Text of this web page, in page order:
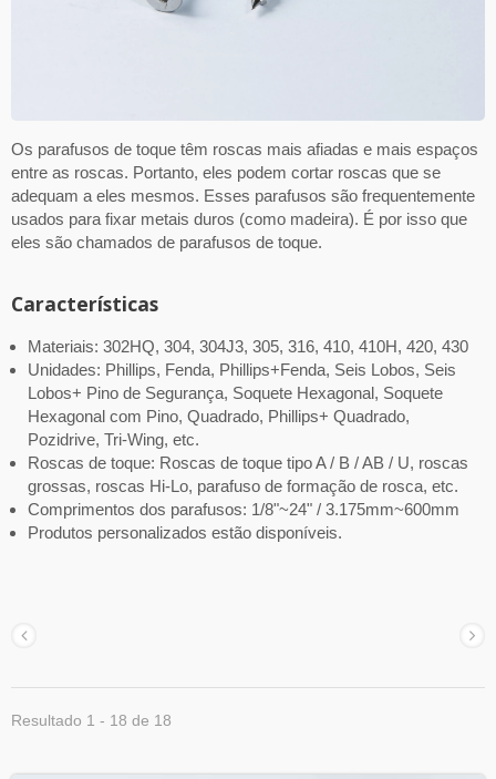
Os parafusos de toque têm roscas mais afiadas e mais espaços
entre as roscas. Portanto, eles podem cortar roscas que se
adequam a eles mesmos. Esses parafusos são frequentemente
usados para fixar metais duros (como madeira). É por isso que
eles são chamados de parafusos de toque.
Características
Materiais: 302HQ, 304, 304J3, 305, 316, 410, 410H, 420, 430
Unidades: Phillips, Fenda, Phillips+Fenda, Seis Lobos, Seis
Lobos+ Pino de Segurança, Soquete Hexagonal, Soquete
Hexagonal com Pino, Quadrado, Phillips+ Quadrado,
Pozidrive, Tri-Wing, etc.
Roscas de toque: Roscas de toque tipo A / B / AB / U, roscas
grossas, roscas Hi-Lo, parafuso de formação de rosca, etc.
Comprimentos dos parafusos: 1/8"~24" / 3.175mm~600mm
Produtos personalizados estão disponíveis.
Resultado 1 - 18 de 18